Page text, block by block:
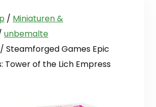
/ Miniaturen &
unbemalte
/ Steamforged Games Epic
Tower of the Lich Empress